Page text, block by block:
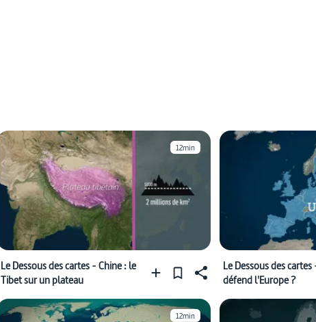
12min
Le Dessous des cartes - Chine : le
Tibet sur un plateau
Le Dessous des cartes
défend l'Europe ?
12min